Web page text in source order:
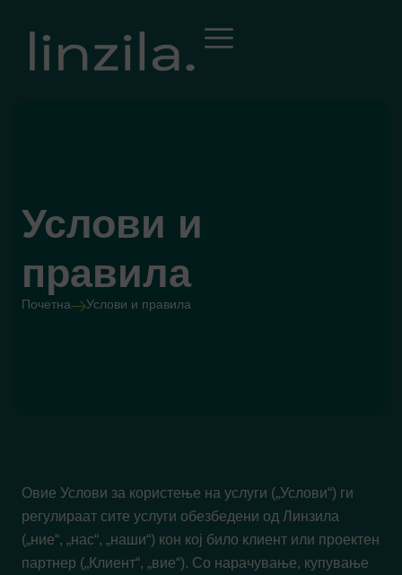
Услови и
правила
Почетна Услови и правила
Овие Услови за користење на услуги („Услови“) ги
регулираат сите услуги обезбедени од Линзила
(„ние“, „нас“, „наши“) кон кој било клиент или проектен
партнер („Клиент“, „вие“). Со нарачување, купување